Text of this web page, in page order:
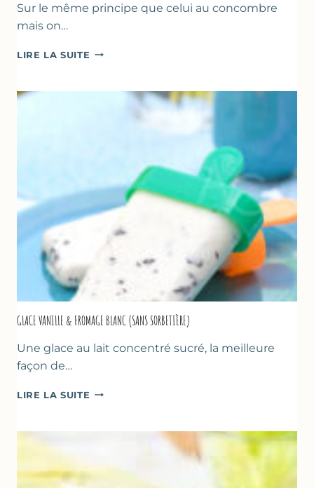
Sur le même principe que celui au concombre
mais on…
LIRE LA SUITE COMME
À
COURGETTE…
GLACE VANILLE & FROMAGE BLANC (SANS SORBETIÈRE)
Une glace au lait concentré sucré, la meilleure
façon de…
LIRE LA SUITE GLACE